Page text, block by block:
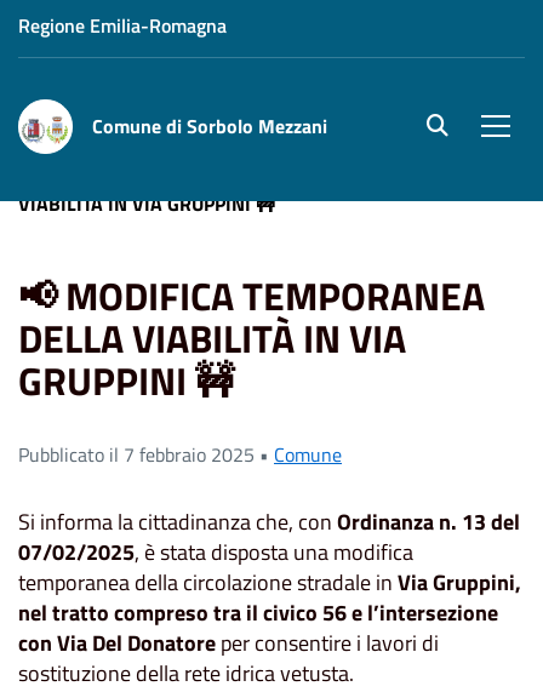
Regione Emilia-Romagna
Comune di Sorbolo Mezzani site.searc
VIABILITÀ IN VIA GRUPPINI 🚧
📢 MODIFICA TEMPORANEA
DELLA VIABILITÀ IN VIA
GRUPPINI 🚧
Pubblicato il 7 febbraio 2025 • Comune
Si informa la cittadinanza che, conOrdinanza n. 13 del
07/02/2025, è stata disposta una modifica
temporanea della circolazione stradale inVia Gruppini,
nel tratto compreso tra il civico 56 e l’intersezione
con Via Del Donatoreper consentire i lavori di
sostituzione della rete idrica vetusta.